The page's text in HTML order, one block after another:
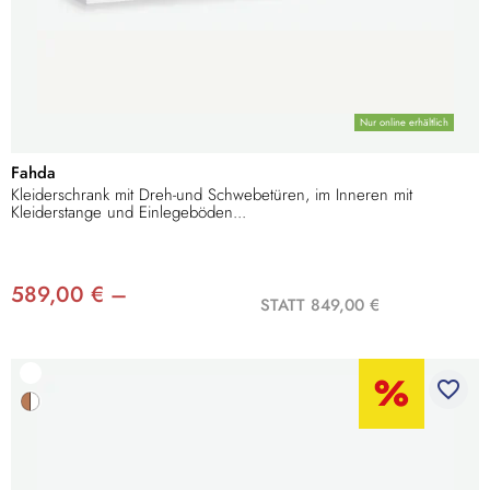
Nur online erhältlich
Fahda
Kleiderschrank mit Dreh-und Schwebetüren, im Inneren mit
Kleiderstange und Einlegeböden...
589,00 € – STATT 849,00 €
favorite_border